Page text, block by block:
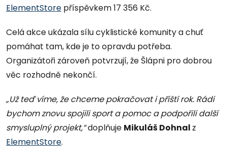
ElementStore příspěvkem 17 356 Kč.
Celá akce ukázala sílu cyklistické komunity a chuť
pomáhat tam, kde je to opravdu potřeba.
Organizátoři zároveň potvrzují, že Šlápni pro dobrou
věc rozhodně nekončí.
„Už teď víme, že chceme pokračovat i příští rok. Rádi
bychom znovu spojili sport a pomoc a podpořili další
smysluplný projekt,“doplňuje Mikuláš Dohnal z
ElementStore.